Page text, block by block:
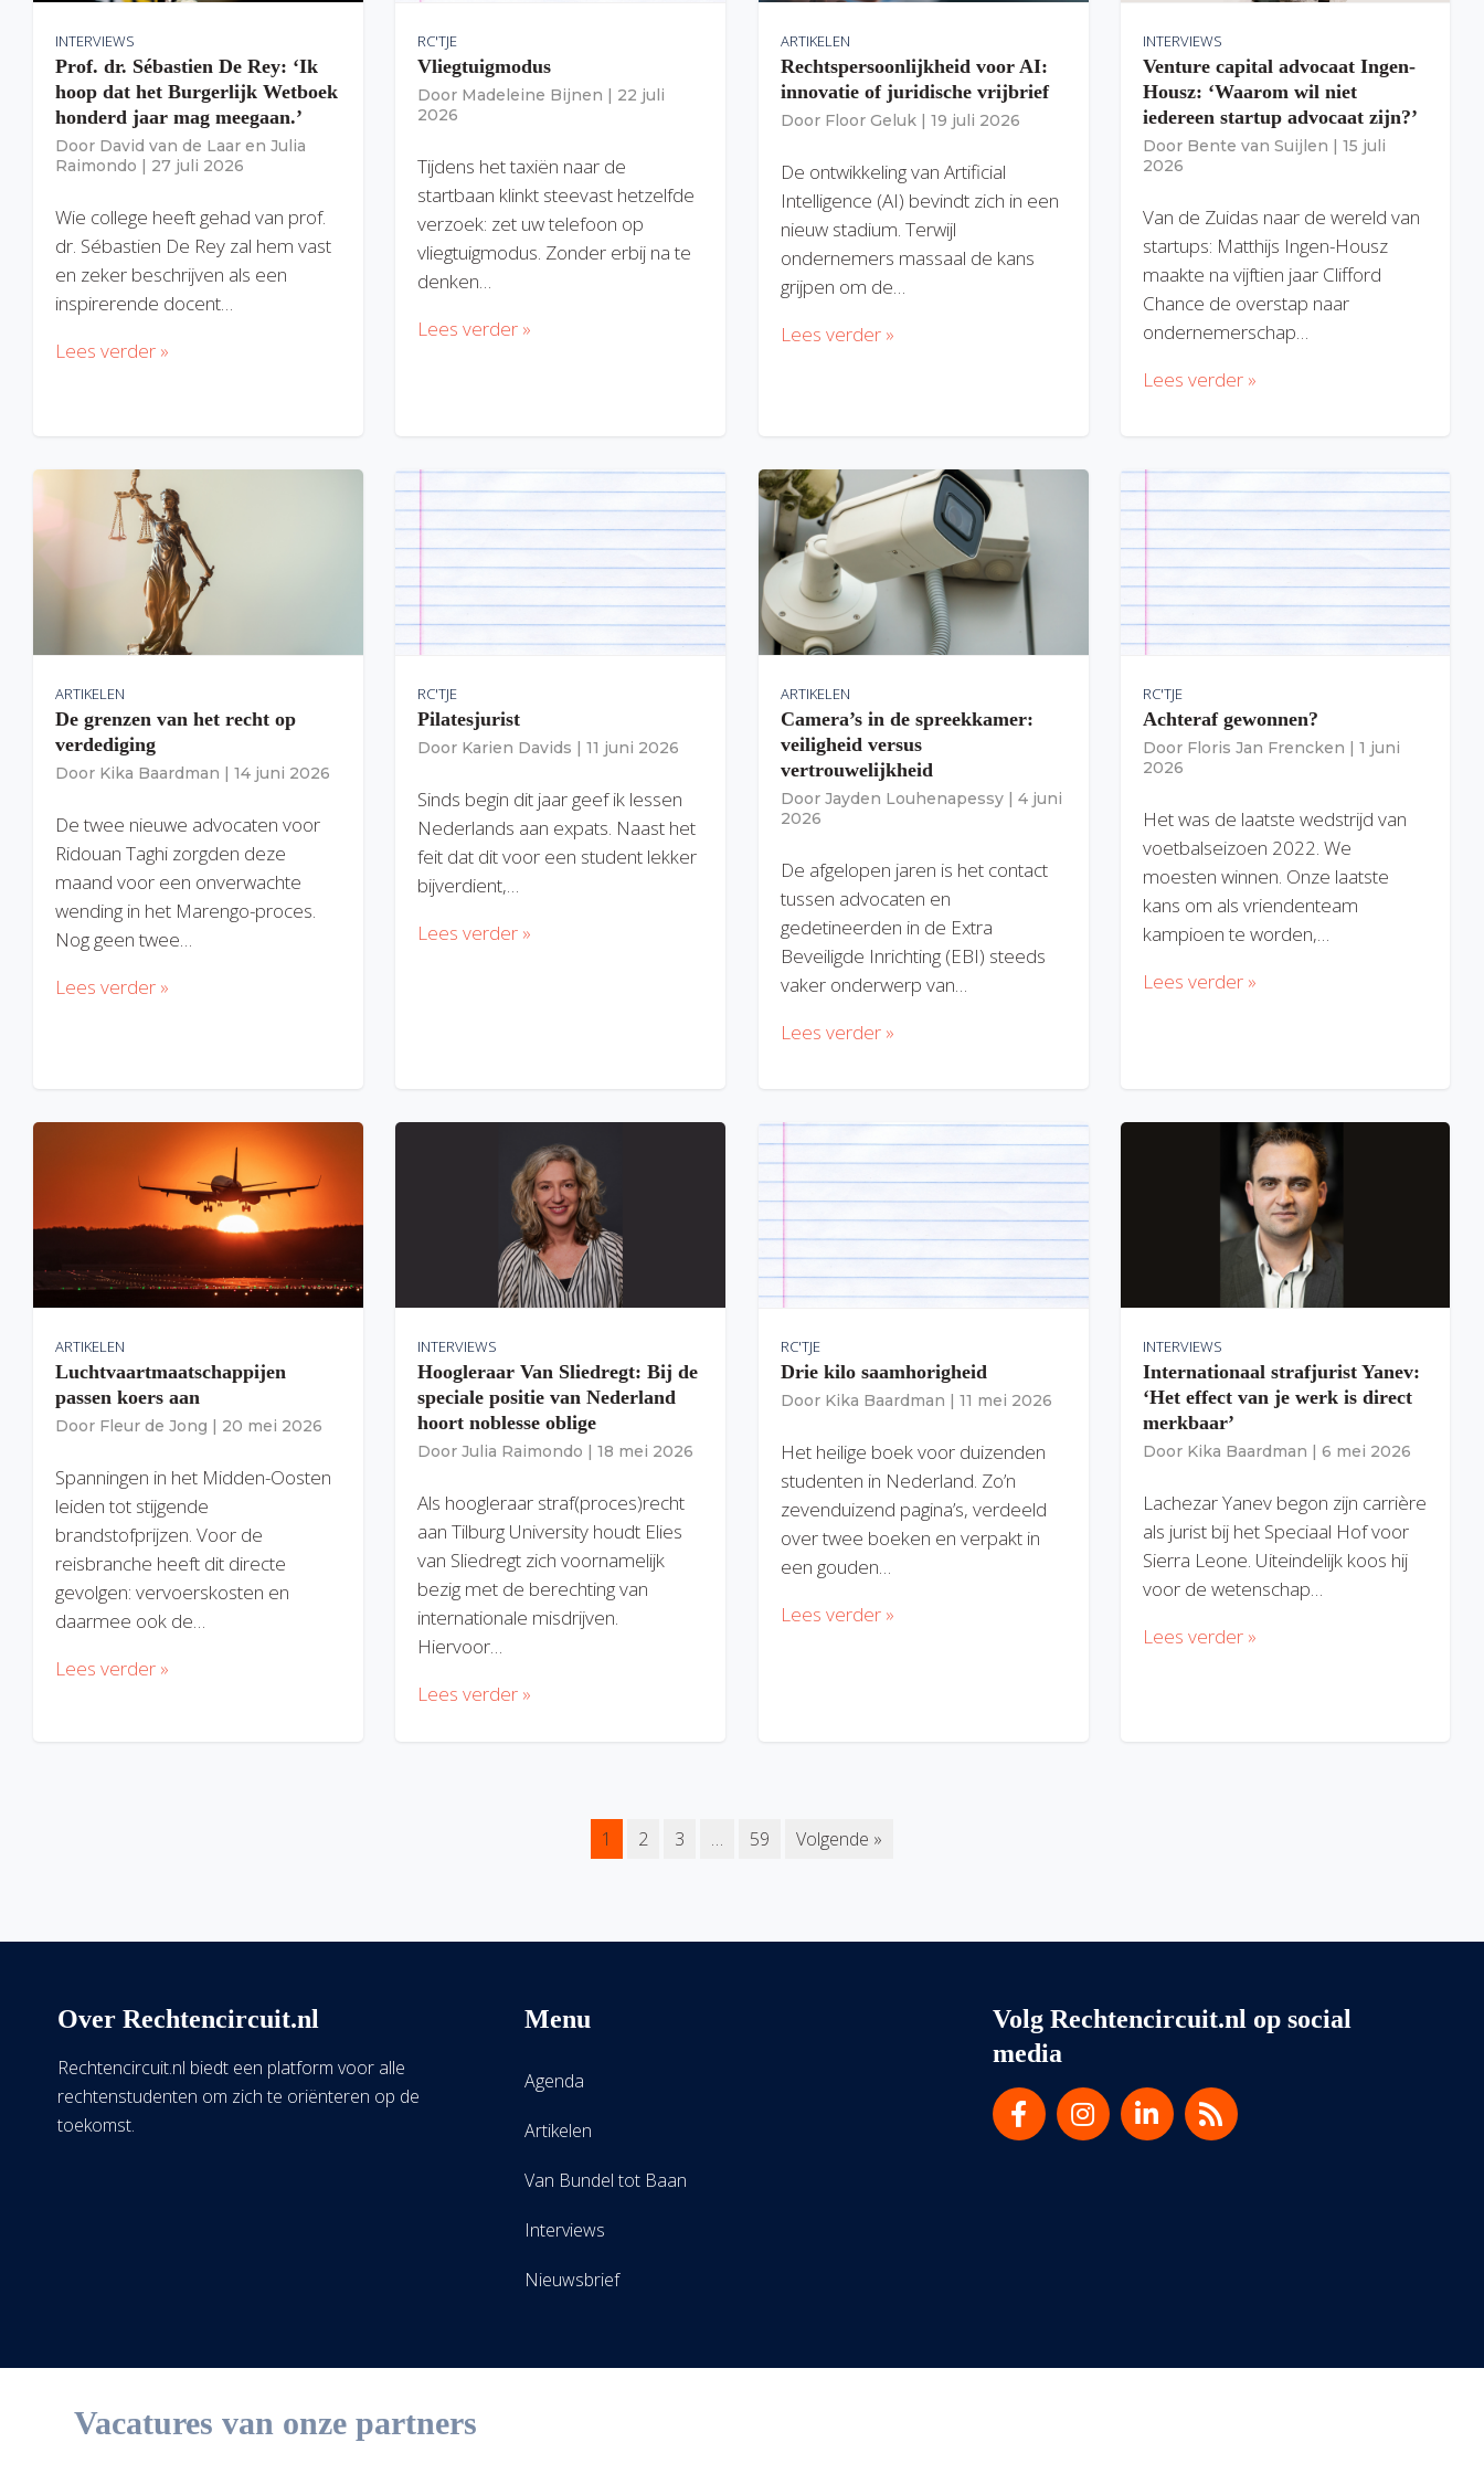
INTERVIEWS
Prof. dr. Sébastien De Rey: ‘Ik
hoop dat het Burgerlijk Wetboek
honderd jaar mag meegaan.’
Door David van de Laar en Julia
Raimondo | 27 juli 2026
Wie college heeft gehad van prof.
dr. Sébastien De Rey zal hem vast
en zeker beschrijven als een
inspirerende docent…
Lees verder »
RC'TJE
Vliegtuigmodus
Door Madeleine Bijnen | 22 juli
2026
Tijdens het taxiën naar de
startbaan klinkt steevast hetzelfde
verzoek: zet uw telefoon op
vliegtuigmodus. Zonder erbij na te
denken…
Lees verder »
ARTIKELEN
Rechtspersoonlijkheid voor AI:
innovatie of juridische vrijbrief
Door Floor Geluk | 19 juli 2026
De ontwikkeling van Artificial
Intelligence (AI) bevindt zich in een
nieuw stadium. Terwijl
ondernemers massaal de kans
grijpen om de…
Lees verder »
INTERVIEWS
Venture capital advocaat Ingen-
Housz: ‘Waarom wil niet
iedereen startup advocaat zijn?’
Door Bente van Suijlen | 15 juli
2026
Van de Zuidas naar de wereld van
startups: Matthijs Ingen-Housz
maakte na vijftien jaar Clifford
Chance de overstap naar
ondernemerschap…
Lees verder »
ARTIKELEN
De grenzen van het recht op
verdediging
Door Kika Baardman | 14 juni 2026
De twee nieuwe advocaten voor
Ridouan Taghi zorgden deze
maand voor een onverwachte
wending in het Marengo-proces.
Nog geen twee…
Lees verder »
RC'TJE
Pilatesjurist
Door Karien Davids | 11 juni 2026
Sinds begin dit jaar geef ik lessen
Nederlands aan expats. Naast het
feit dat dit voor een student lekker
bijverdient,…
Lees verder »
ARTIKELEN
Camera’s in de spreekkamer:
veiligheid versus
vertrouwelijkheid
Door Jayden Louhenapessy | 4 juni
2026
De afgelopen jaren is het contact
tussen advocaten en
gedetineerden in de Extra
Beveiligde Inrichting (EBI) steeds
vaker onderwerp van…
Lees verder »
RC'TJE
Achteraf gewonnen?
Door Floris Jan Frencken | 1 juni
2026
Het was de laatste wedstrijd van
voetbalseizoen 2022. We
moesten winnen. Onze laatste
kans om als vriendenteam
kampioen te worden,…
Lees verder »
ARTIKELEN
Luchtvaartmaatschappijen
passen koers aan
Door Fleur de Jong | 20 mei 2026
Spanningen in het Midden-Oosten
leiden tot stijgende
brandstofprijzen. Voor de
reisbranche heeft dit directe
gevolgen: vervoerskosten en
daarmee ook de…
Lees verder »
INTERVIEWS
Hoogleraar Van Sliedregt: Bij de
speciale positie van Nederland
hoort noblesse oblige
Door Julia Raimondo | 18 mei 2026
Als hoogleraar straf(proces)recht
aan Tilburg University houdt Elies
van Sliedregt zich voornamelijk
bezig met de berechting van
internationale misdrijven.
Hiervoor…
Lees verder »
RC'TJE
Drie kilo saamhorigheid
Door Kika Baardman | 11 mei 2026
Het heilige boek voor duizenden
studenten in Nederland. Zo’n
zevenduizend pagina’s, verdeeld
over twee boeken en verpakt in
een gouden…
Lees verder »
INTERVIEWS
Internationaal strafjurist Yanev:
‘Het effect van je werk is direct
merkbaar’
Door Kika Baardman | 6 mei 2026
Lachezar Yanev begon zijn carrière
als jurist bij het Speciaal Hof voor
Sierra Leone. Uiteindelijk koos hij
voor de wetenschap…
Lees verder »
1 2 3 … 59 Volgende »
Over Rechtencircuit.nl
Rechtencircuit.nl biedt een platform voor alle
rechtenstudenten om zich te oriënteren op de
toekomst.
Menu
Agenda
Artikelen
Van Bundel tot Baan
Interviews
Nieuwsbrief
Volg Rechtencircuit.nl op social
media
Vacatures van onze partners